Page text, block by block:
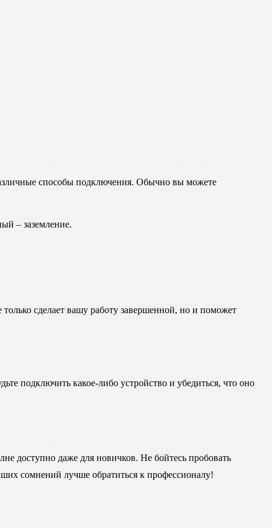
способы подключения. Обычно вы можете
– заземление.
сделает вашу работу завершенной, но и поможет
подключить какое-либо устройство и убедиться, что оно
доступно даже для новичков. Не бойтесь пробовать
сомнений лучше обратиться к профессионалу!